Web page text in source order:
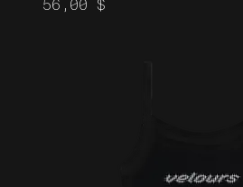
56,00 $